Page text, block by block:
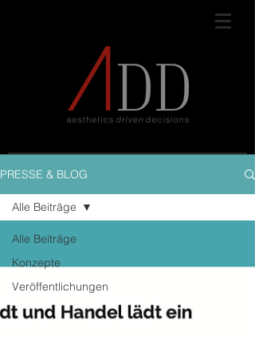
PRESSE & BLOG
Alle Beiträge
Konzepte
Veröffentlichungen
Alle Beiträge